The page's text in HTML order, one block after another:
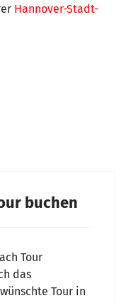
Hannover-Stadt-
buchen
Tour
das
Tour in